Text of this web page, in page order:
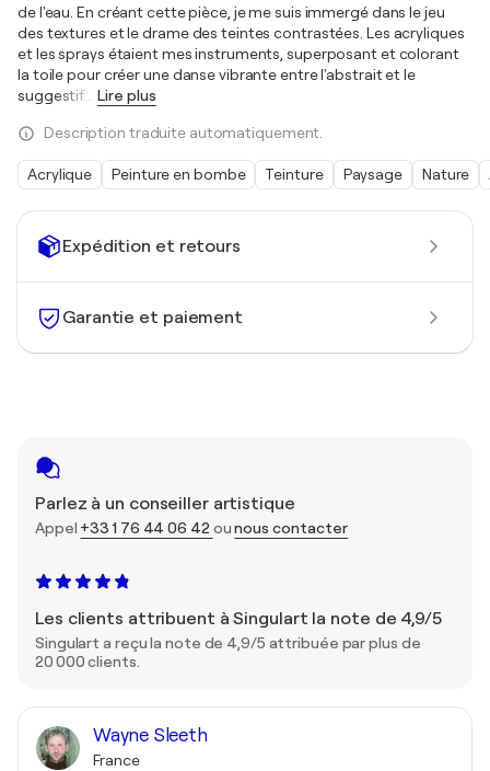
Expédition et retours
Garantie et paiement
Parlez à un conseiller artistique
Appel +33 1 76 44 06 42ounous contacter
Les clients attribuent à Singulart la note de 4,9/5
Singulart a reçu la note de 4,9/5 attribuée par plus de
20 000 clients.
Wayne Sleeth
France
de l'eau. En créant cette pièce, je me suis immergé dans le jeu
des textures et le drame des teintes contrastées. Les acryliques
et les sprays étaient mes instruments, superposant et colorant
la toile pour créer une danse vibrante entre l'abstrait et le
suggestif.… Lire plus
Description traduite automatiquement.
Acrylique Peinture en bombe Teinture Paysage Nature